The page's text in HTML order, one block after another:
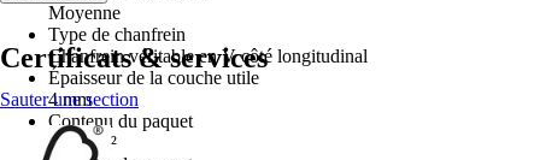
Moyenne
Type de chanfrein
Chanfrein véritable en V côté longitudinal
Épaisseur de la couche utile
4 mm
Contenu du paquet
2,166 m²
Certificats & services
Sauter une section